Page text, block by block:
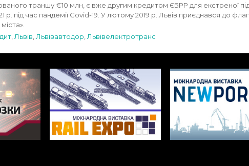
траншу €10 млн, є вже другим кредитом ЄБРР для екстреної
р. під час пандемії Covid-19. У лютому 2019 р. Львів приєднався до
Львів Львівавтодор Львівелектротранс